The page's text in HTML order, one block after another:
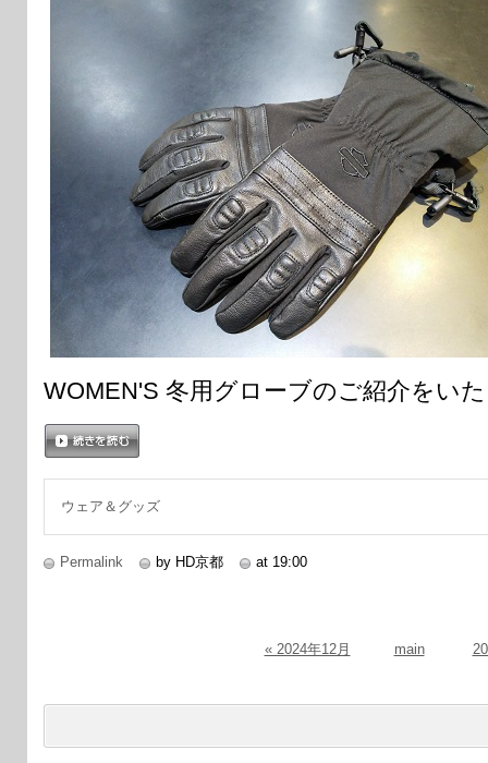
WOMEN'S 冬用グローブのご紹介をい
ウェア＆グッズ
Permalink by HD京都 at 19:00
« 2024年12月 main